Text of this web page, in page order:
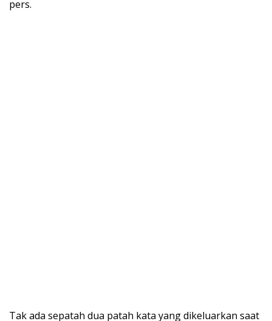
pers.
Tak ada sepatah dua patah kata yang dikeluarkan saat